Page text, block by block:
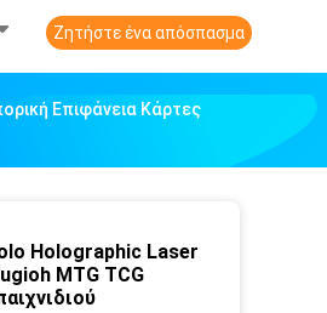
Ζητήστε ένα απόσπασμα
Επιφάνεια Κάρτες
Holographic Laser
MTG TCG